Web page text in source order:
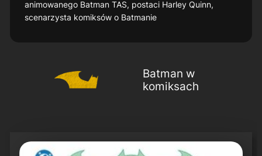
animowanego Batman TAS, postaci Harley Quinn,
scenarzysta komiksów o Batmanie
Batman w
komiksach